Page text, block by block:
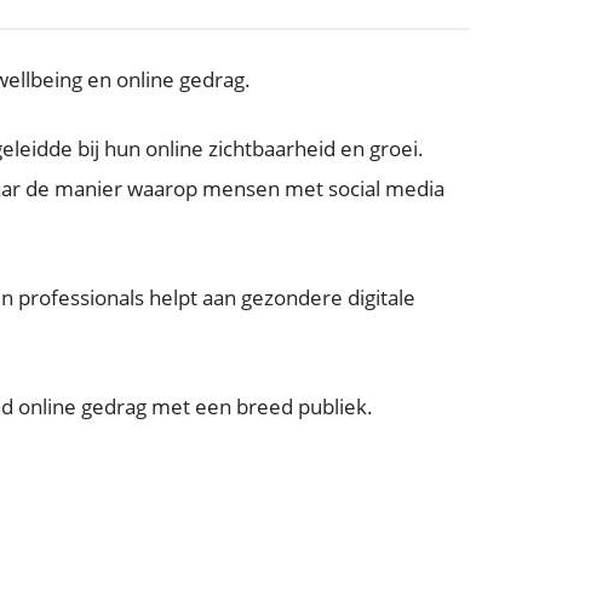
en online gedrag.
bij hun online zichtbaarheid en groei.
de manier waarop mensen met social media
professionals helpt aan gezondere digitale
online gedrag met een breed publiek.